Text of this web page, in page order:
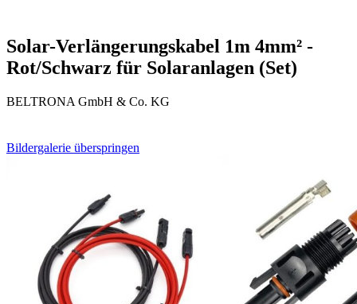
Solar-Verlängerungskabel 1m 4mm² -
Rot/Schwarz für Solaranlagen (Set)
BELTRONA GmbH & Co. KG
Bildergalerie überspringen